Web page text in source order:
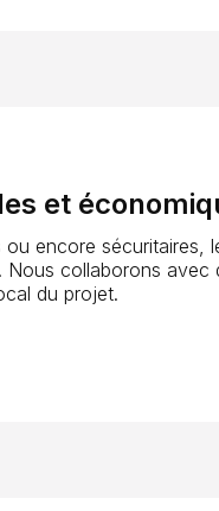
et
encore sécuritaires,
collaborons avec
du projet.